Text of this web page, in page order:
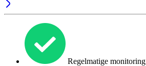
Regelmatige monitoring